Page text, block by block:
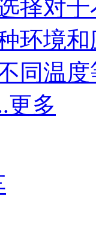
择对
环境
同温
更多